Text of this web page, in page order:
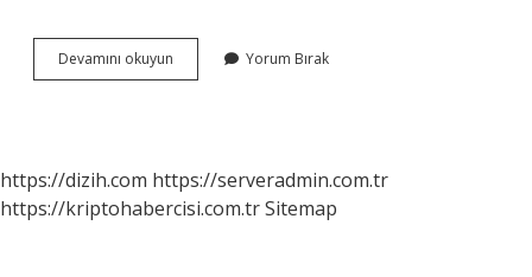
Devamını okuyun
Karar
Yorum Bırak
https://dizih.com https://serveradmin.com.tr
https://kriptohabercisi.com.trSitemap